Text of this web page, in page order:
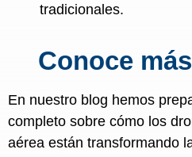
tradicionales.
Conoce
En nuestro blog hemos
completo sobre cómo los
aérea están transformando